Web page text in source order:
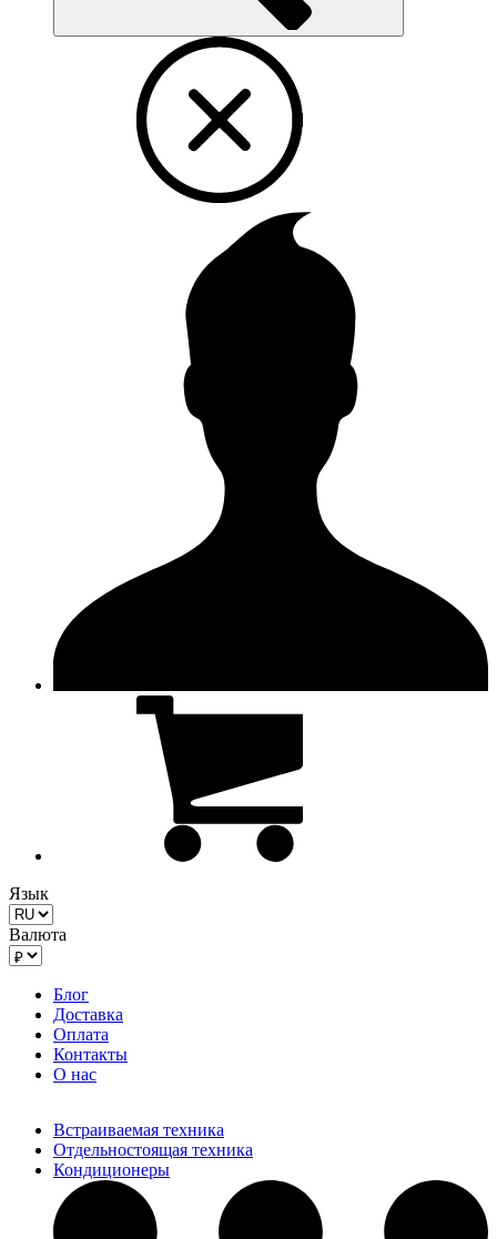
Язык
Валюта
Блог
Доставка
Оплата
Контакты
О нас
Встраиваемая техника
Отдельностоящая техника
Кондиционеры